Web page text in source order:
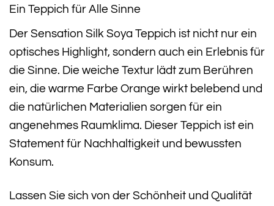
Ein Teppich für Alle Sinne
Der Sensation Silk Soya Teppich ist nicht nur ein
optisches Highlight, sondern auch ein Erlebnis für
die Sinne. Die weiche Textur lädt zum Berühren
ein, die warme Farbe Orange wirkt belebend und
die natürlichen Materialien sorgen für ein
angenehmes Raumklima. Dieser Teppich ist ein
Statement für Nachhaltigkeit und bewussten
Konsum.
Lassen Sie sich von der Schönheit und Qualität